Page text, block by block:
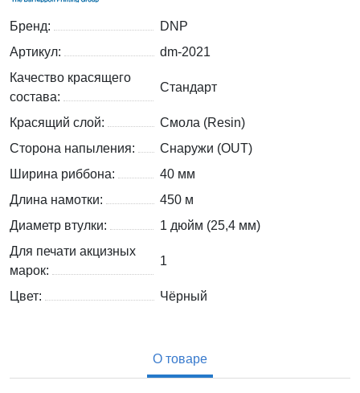
Бренд:
DNP
Артикул:
dm-2021
Качество красящего
состава:
Стандарт
Красящий слой:
Смола (Resin)
Сторона напыления:
Снаружи (OUT)
Ширина риббона:
40 мм
Длина намотки:
450 м
Диаметр втулки:
1 дюйм (25,4 мм)
Для печати акцизных
марок:
1
Цвет: Чёрный
О товаре